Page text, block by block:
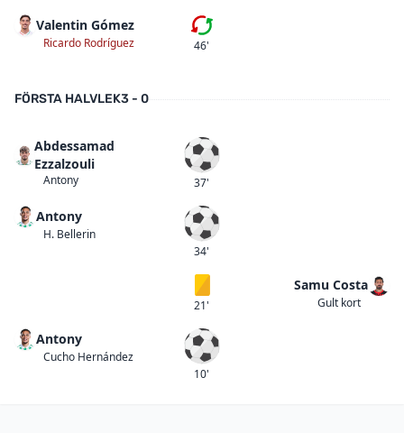
Valentin Gómez
Ricardo Rodríguez
Första bytet
46'
FÖRSTA HALVLEK3 - 0
Abdessamad
Ezzalzouli
Antony
Mål
37'
Antony
H. Bellerin Mål
34'
Gult kort
21'
Samu Costa
Gult kort
Antony
Cucho Hernández Mål
10'